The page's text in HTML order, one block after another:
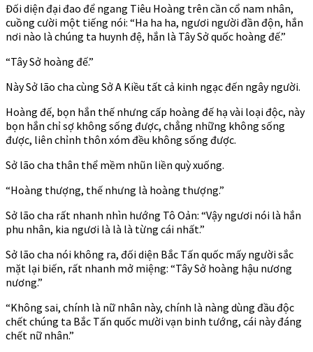
Đối diện đại đao để ngang Tiêu Hoàng trên cần cổ nam nhân,
cuồng cười một tiếng nói: “Ha ha ha, ngươi người đần độn, hắn
nơi nào là chúng ta huynh đệ, hắn là Tây Sở quốc hoàng đế.”
“Tây Sở hoàng đế.”
Này Sở lão cha cùng Sở A Kiều tất cả kinh ngạc đến ngây người.
Hoàng đế, bọn hắn thế nhưng cấp hoàng đế hạ vài loại độc, này
bọn hắn chỉ sợ không sống được, chẳng những không sống
được, liên chỉnh thôn xóm đều không sống được.
Sở lão cha thân thể mềm nhũn liền quỳ xuống.
“Hoàng thượng, thế nhưng là hoàng thượng.”
Sở lão cha rất nhanh nhìn hướng Tô Oản: “Vậy ngươi nói là hắn
phu nhân, kia ngươi là là là từng cái nhất.”
Sở lão cha nói không ra, đối diện Bắc Tấn quốc mấy người sắc
mặt lại biến, rất nhanh mở miệng: “Tây Sở hoàng hậu nương
nương.”
“Không sai, chính là nữ nhân này, chính là nàng dùng đầu độc
chết chúng ta Bắc Tấn quốc mười vạn binh tướng, cái này đáng
chết nữ nhân.”